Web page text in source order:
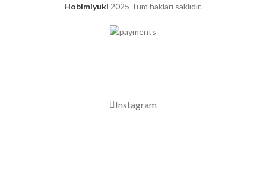
Hobimiyuki 2025 Tüm hakları saklıdır.
Instagram